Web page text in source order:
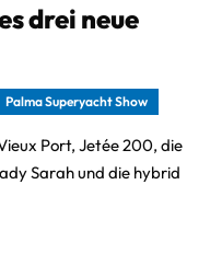
drei neue
Palma Superyacht Show
Port, Jetée 200, die
Sarah und die hybrid